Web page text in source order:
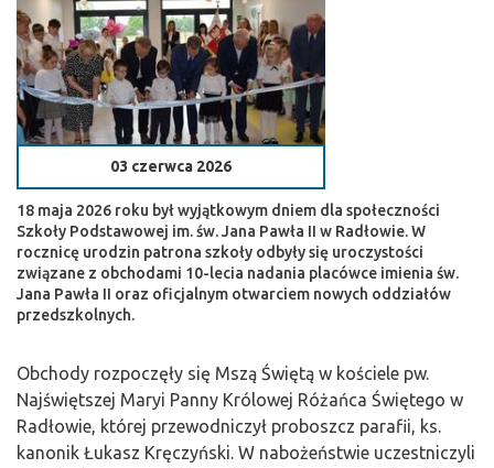
03 czerwca 2026
18 maja 2026 roku był wyjątkowym dniem dla społeczności
Szkoły Podstawowej im. św. Jana Pawła II w Radłowie. W
rocznicę urodzin patrona szkoły odbyły się uroczystości
związane z obchodami 10-lecia nadania placówce imienia św.
Jana Pawła II oraz oficjalnym otwarciem nowych oddziałów
przedszkolnych.
Obchody rozpoczęły się Mszą Świętą w kościele pw.
Najświętszej Maryi Panny Królowej Różańca Świętego w
Radłowie, której przewodniczył proboszcz parafii, ks.
kanonik Łukasz Kręczyński. W nabożeństwie uczestniczyli